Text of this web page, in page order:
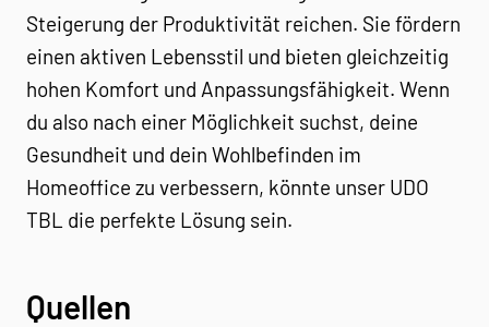
Steigerung der Produktivität reichen. Sie fördern
einen aktiven Lebensstil und bieten gleichzeitig
hohen Komfort und Anpassungsfähigkeit. Wenn
du also nach einer Möglichkeit suchst, deine
Gesundheit und dein Wohlbefinden im
Homeoffice zu verbessern, könnte unser UDO
TBL die perfekte Lösung sein.
Quellen